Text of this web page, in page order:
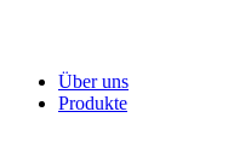
Über uns
Produkte